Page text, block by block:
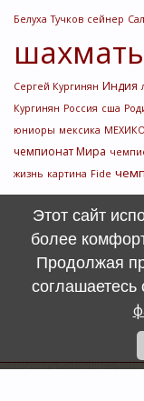
Белуха Тучков сейнер
Сергей Кургинян Индия
Кургинян Россия сша
юниоры мексика МЕХИКО
чемпионат Мира
жизнь картина Fide
Этот сайт
более
Продолжая
соглашаетесь